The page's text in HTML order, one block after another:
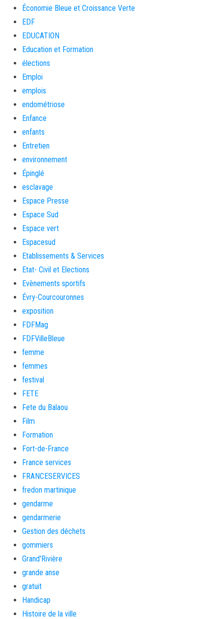
Économie Bleue et Croissance Verte
EDF
EDUCATION
Education et Formation
élections
Emploi
emplois
endométriose
Enfance
enfants
Entretien
environnement
Épinglé
esclavage
Espace Presse
Espace Sud
Espace vert
Espacesud
Etablissements & Services
Etat- Civil et Elections
Evènements sportifs
Évry-Courcouronnes
exposition
FDFMag
FDFVilleBleue
femme
femmes
festival
FETE
Fete du Balaou
Film
Formation
Fort-de-France
France services
FRANCESERVICES
fredon martinique
gendarme
gendarmerie
Gestion des déchets
gommiers
Grand'Rivière
grande anse
gratuit
Handicap
Histoire de la ville